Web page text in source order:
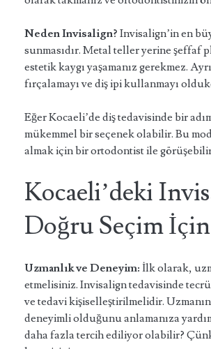
Neden Invisalign? Invisalign’in en
sunmasıdır. Metal teller yerine şeffaf
estetik kaygı yaşamanız gerekmez.
fırçalamayı ve diş ipi kullanmayı
Eğer Kocaeli’de diş tedavisinde bir
mükemmel bir seçenek olabilir. Bu
almak için bir ortodontist ile
Kocaeli’deki
Doğru Seçim
Uzmanlık ve Deneyim: İlk olarak,
etmelisiniz. Invisalign tedavisinde
ve tedavi kişiselleştirilmelidir.
deneyimli olduğunu anlamanıza
daha fazla tercih ediliyor olabilir?